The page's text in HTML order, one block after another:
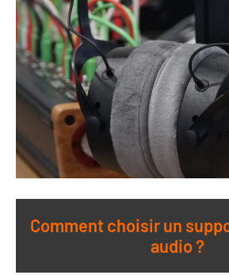
Comment choisir un
audio ?